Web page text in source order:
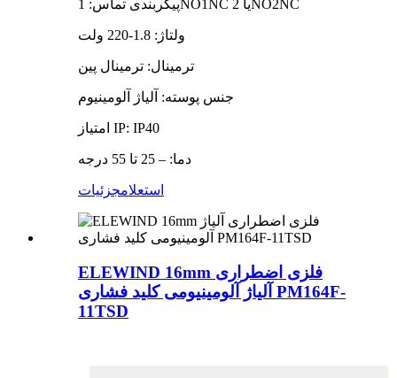
پیکربندی تماس: 1NO1NC یا 2NO2NC
ولتاژ: 1.8-220 ولت
ترمینال: ترمینال پین
جنس پوسته: آلیاژ آلومینیوم
امتیاز IP: IP40
دما: – 25 تا 55 درجه
استعلامجزئیات
ELEWIND 16mm فلزی اضطراری
آلیاژ آلومینیومی کلید فشاری PM164F-
11TSD